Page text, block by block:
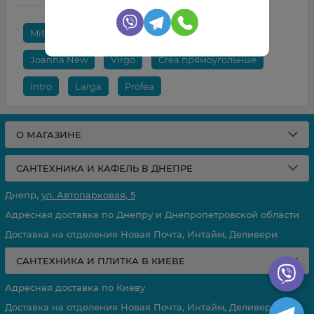
Mito Octavia Lorena
Joanna New Virgo Crea прямоугольные
Intro Larga Profea
О МАГАЗИНЕ
САНТЕХНИКА И КАФЕЛЬ В ДНЕПРЕ
Днепр, ул. Автопарковая, 5
Адресная доставка по Днепру и Днепропетровской области
Доставка на отделения Новая Почта, Интайм, Деливери
САНТЕХНИКА И ПЛИТКА В КИЕВЕ
Адресная доставка по Киеву
Доставка на отделения Новая Почта, Интайм, Деливери